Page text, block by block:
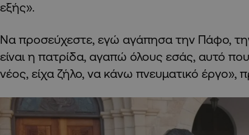
εξής».
Να προσεύχεστε, εγώ αγάπησα την Πάφο,
είναι η πατρίδα, αγαπώ όλους εσάς, αυτό
νέος, είχα ζήλο, να κάνω πνευματικό έργο»,